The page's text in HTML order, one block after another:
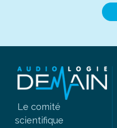
Le comité
scientifique